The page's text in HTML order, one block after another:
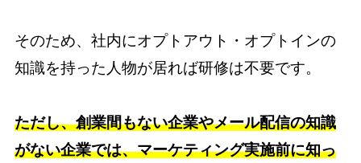
そのため、社内にオプトアウト・オプトインの
知識を持った人物が居れば研修は不要です。
ただし、創業間もない企業やメール配信の知識
がない企業では、マーケティング実施前に知っ